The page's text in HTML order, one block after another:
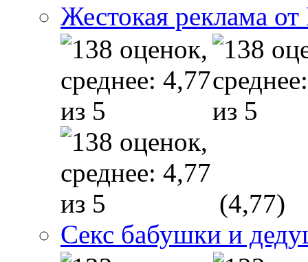
Жестокая реклама
(4,77)
Секс бабушки и